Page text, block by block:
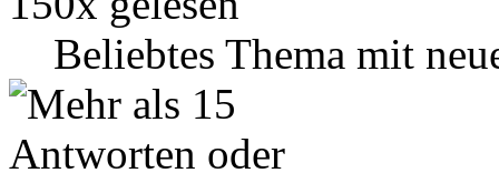
Beliebtes Thema mit